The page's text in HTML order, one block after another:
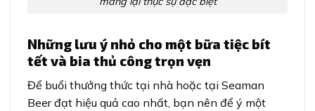
Những lưu ý nhỏ cho một bữa tiệc bít
tết và bia thủ công trọn vẹn
Để buổi thưởng thức tại nhà hoặc tại Seaman
Beer đạt hiệu quả cao nhất, bạn nên để ý một